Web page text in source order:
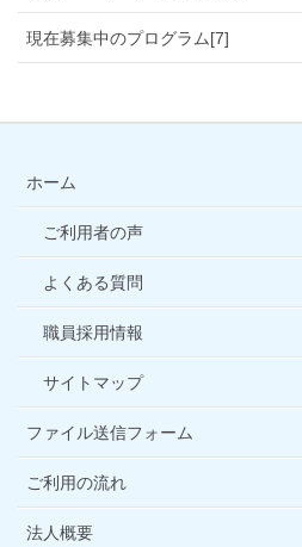
現在募集中のプログラム[7]
ホーム
ご利用者の声
よくある質問
職員採用情報
サイトマップ
ファイル送信フォーム
ご利用の流れ
法人概要